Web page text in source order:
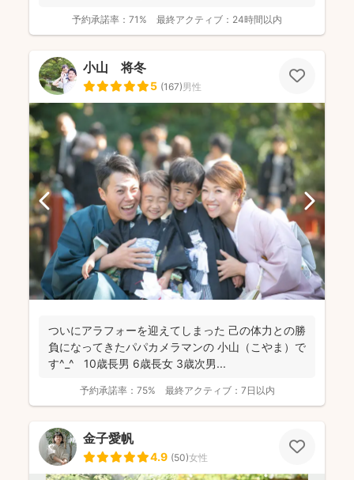
予約承諾率： 71% 最終アクティブ： 24時間以内
小山 将冬
5 (167)男性
ついにアラフォーを迎えてしまった 己の体力との勝
負になってきたパパカメラマンの 小山（こやま）で
す^_^ 10歳長男 6歳長女 3歳次男...
予約承諾率： 75% 最終アクティブ： 7日以内
金子愛帆
4.9 (50)女性